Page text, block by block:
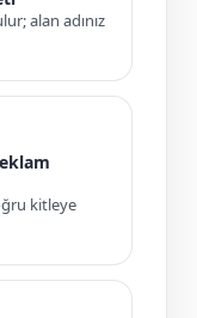
alan adınız
kitleye